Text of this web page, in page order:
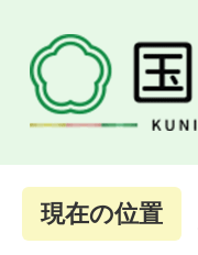
現在の位置